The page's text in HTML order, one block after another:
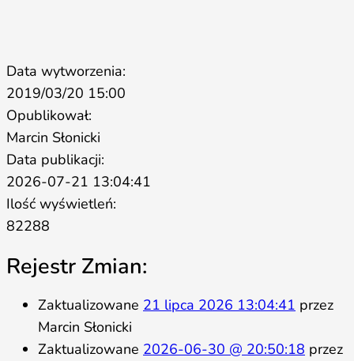
Data wytworzenia:
2019/03/20 15:00
Opublikował:
Marcin Słonicki
Data publikacji:
2026-07-21 13:04:41
Ilość wyświetleń:
82288
Rejestr Zmian:
Zaktualizowane 21 lipca 2026 13:04:41 przez
Marcin Słonicki
Zaktualizowane 2026-06-30 @ 20:50:18 przez